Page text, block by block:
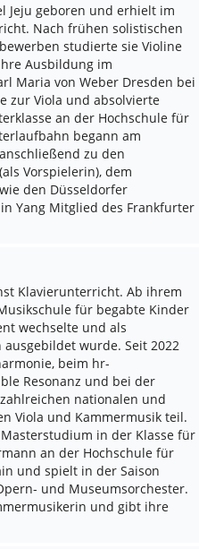
Jeju geboren und erhielt im
Nach frühen solistischen
studierte sie Violine
Ausbildung im
Maria von Weber Dresden bei
zur Viola und absolvierte
an der Hochschule für
begann am
zu den
Vorspielerin), dem
den Düsseldorfer
Yang Mitglied des Frankfurter
Klavierunterricht. Ab ihrem
für begabte Kinder
wechselte und als
wurde. Seit 2022
beim hr-
Resonanz und bei der
nationalen und
Viola und Kammermusik teil.
in der Klasse für
an der Hochschule für
und spielt in der Saison
und Museumsorchester.
und gibt ihre